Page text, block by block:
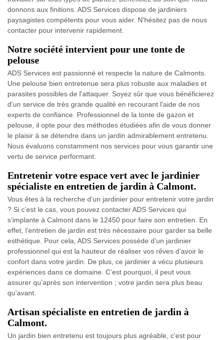
donnons aux finitions. ADS Services dispose de jardiniers
paysagistes compétents pour vous aider. N'hésitez pas de nous
contacter pour intervenir rapidement.
Notre société intervient pour une tonte de
pelouse
ADS Services est passionné et respecte la nature de Calmonts.
Une pelouse bien entretenue sera plus robuste aux maladies et
parasites possibles de l'attaquer. Soyez sûr que vous bénéficierez
d'un service de très grande qualité en recourant l'aide de nos
experts de confiance. Professionnel de la tonte de gazon et
pelouse, il opte pour des méthodes étudiées afin de vous donner
le plaisir à se détendre dans un jardin admirablement entretenu.
Nous évaluons constamment nos services pour vous garantir une
vertu de service performant.
Entretenir votre espace vert avec le jardinier
spécialiste en entretien de jardin à Calmont.
Vous êtes à la recherche d’un jardinier pour entretenir votre jardin
? Si c’est le cas, vous pouvez contacter ADS Services qui
s’implante à Calmont dans le 12450 pour faire son entretien. En
effet, l’entretien de jardin est très nécessaire pour garder sa belle
esthétique. Pour cela, ADS Services possède d’un jardinier
professionnel qui est la hauteur de réaliser vos rêves d’avoir le
confort dans votre jardin. De plus, ce jardinier a vécu plusieurs
expériences dans ce domaine. C’est pourquoi, il peut vous
assurer qu’après son intervention ; votre jardin sera plus beau
qu’avant.
Artisan spécialiste en entretien de jardin à
Calmont.
Un jardin bien entretenu est toujours plus agréable, c'est pour